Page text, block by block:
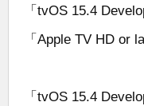
「tvOS 15.4
「Apple TV HD or
「tvOS 15.4